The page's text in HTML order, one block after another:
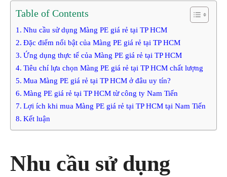
Table of Contents
Nhu cầu sử dụng Màng PE giá rẻ tại TP HCM
Đặc điểm nổi bật của Màng PE giá rẻ tại TP HCM
Ứng dụng thực tế của Màng PE giá rẻ tại TP HCM
Tiêu chí lựa chọn Màng PE giá rẻ tại TP HCM chất lượng
Mua Màng PE giá rẻ tại TP HCM ở đâu uy tín?
Màng PE giá rẻ tại TP HCM từ công ty Nam Tiến
Lợi ích khi mua Màng PE giá rẻ tại TP HCM tại Nam Tiến
Kết luận
Nhu cầu sử dụng